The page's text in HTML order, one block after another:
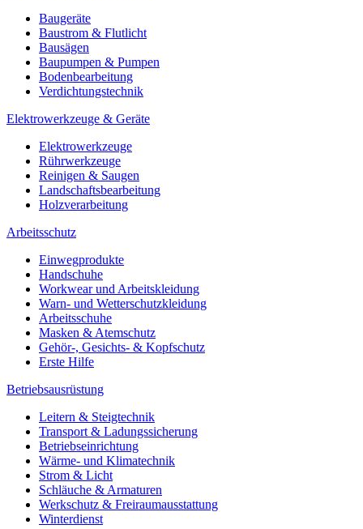
Baugeräte
Baustrom & Flutlicht
Bausägen
Baupumpen & Pumpen
Bodenbearbeitung
Verdichtungstechnik
Elektrowerkzeuge & Geräte
Elektrowerkzeuge
Rührwerkzeuge
Reinigen & Saugen
Landschaftsbearbeitung
Holzverarbeitung
Arbeitsschutz
Einwegprodukte
Handschuhe
Workwear und Arbeitskleidung
Warn- und Wetterschutzkleidung
Arbeitsschuhe
Masken & Atemschutz
Gehör-, Gesichts- & Kopfschutz
Erste Hilfe
Betriebsausrüstung
Leitern & Steigtechnik
Transport & Ladungssicherung
Betriebseinrichtung
Wärme- und Klimatechnik
Strom & Licht
Schläuche & Armaturen
Werkschutz & Freiraumausstattung
Winterdienst